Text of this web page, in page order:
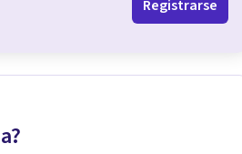
Registrarse